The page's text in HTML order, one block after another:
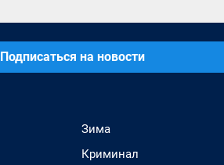
Подписаться на новости
Зима
Криминал